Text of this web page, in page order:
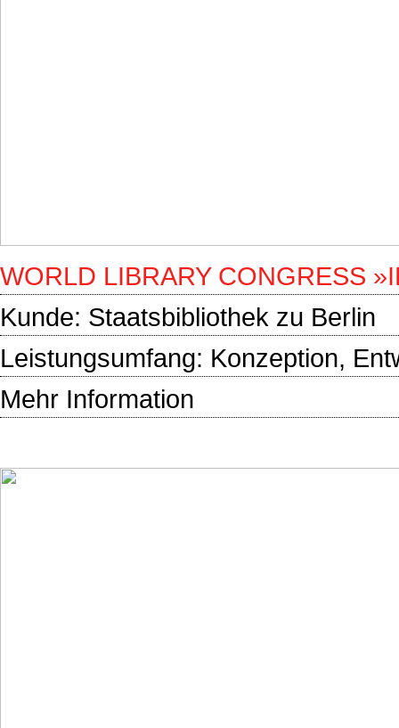
WORLD LIBRARY CONGRESS
Kunde: Staatsbibliothek zu Berlin
Leistungsumfang: Konzeption,
Mehr Information